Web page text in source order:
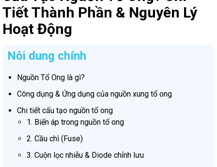
Tiết Thành Phần & Nguyên Lý
Hoạt Động
Nôi dung chính
Nguồn Tổ Ong là gì?
Công dụng & Ứng dụng của nguồn xung tổ ong
Chi tiết cấu tạo nguồn tổ ong
1. Biến áp trong nguồn tổ ong
2. Cầu chì (Fuse)
3. Cuộn lọc nhiễu & Diode chỉnh lưu